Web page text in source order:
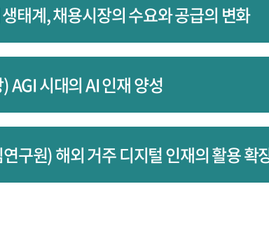
태계, 채용시장의 수요와 공급의 변화
AGI 시대의 AI 인재 양성
구원) 해외 거주 디지털 인재의 활용 확